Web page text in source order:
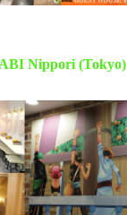
Nippori (Tokyo)